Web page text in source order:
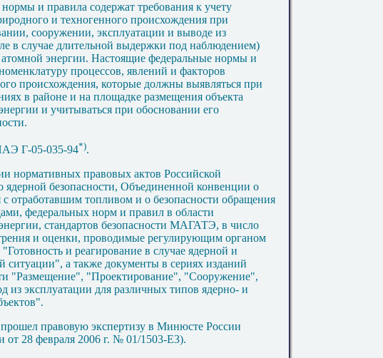
и правила содержат требования к учету
и техногенного происхождения при
сооружении, эксплуатации и выводе из
в случае длительной выдержки под наблюдением)
атомной энергии. Настоящие федеральные нормы и
процессов, явлений и факторов
происхождения, которые должны выявляться при
в районе и на площадке размещения объекта
и учитываться при обосновании его
Г-05-035-94*).
нормативных правовых актов Российской
безопасности, Объединенной конвенции о
с отработавшим топливом и о безопасности обращения
федеральных норм и правил в области
стандартов безопасности МАГАТЭ, в число
и оценки, проводимые регулирующим органом
и реагирование в случае ядерной и
ситуации", а также документы в сериях изданий
"Размещение", "Проектирование", "Сооружение",
эксплуатации для различных типов ядерно- и
правовую экспертизу в Минюсте России
28 февраля 2006 г. № 01/1503-Е3).